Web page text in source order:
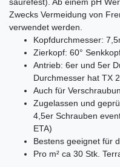
Zwecks Vermeidung von
verwendet werden.
Kopfdurchmesser:
Zierkopf: 60°
Antrieb: 6er und 5er
Durchmesser hat TX
Auch für
Zugelassen und
4,5er Schrauben
ETA)
Bestens geeignet für
Pro m² ca 30 Stk.